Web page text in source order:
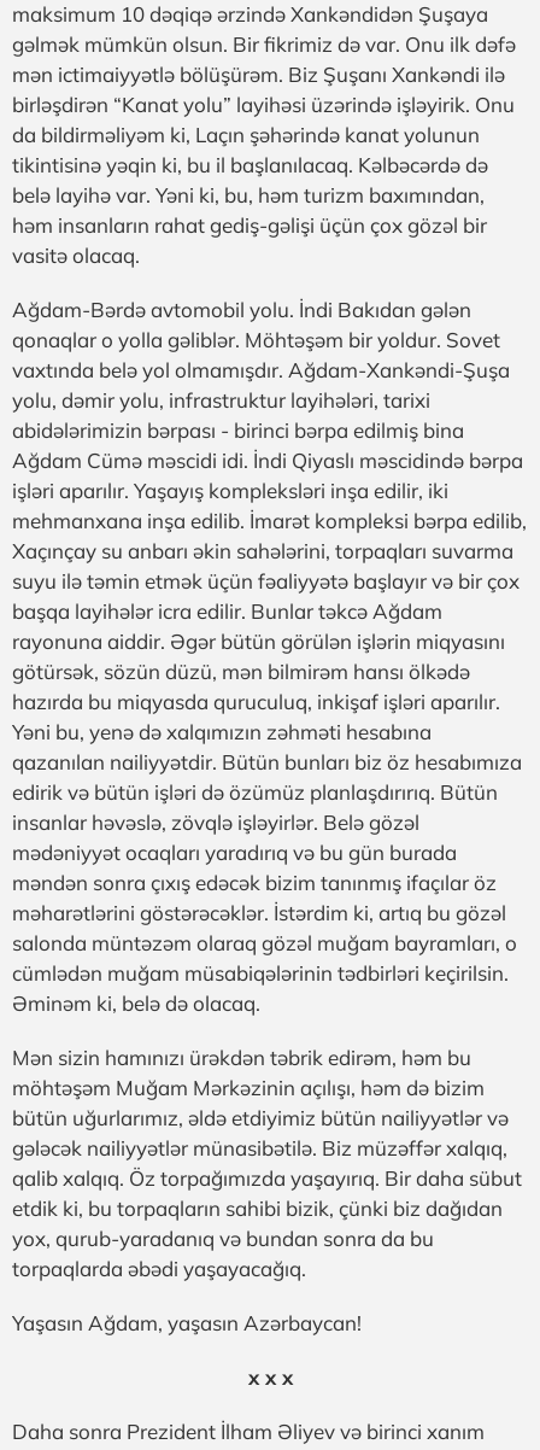
maksimum 10 dəqiqə ərzində Xankəndidən Şuşaya
gəlmək mümkün olsun. Bir fikrimiz də var. Onu ilk dəfə
mən ictimaiyyətlə bölüşürəm. Biz Şuşanı Xankəndi ilə
birləşdirən “Kanat yolu” layihəsi üzərində işləyirik. Onu
da bildirməliyəm ki, Laçın şəhərində kanat yolunun
tikintisinə yəqin ki, bu il başlanılacaq. Kəlbəcərdə də
belə layihə var. Yəni ki, bu, həm turizm baxımından,
həm insanların rahat gediş-gəlişi üçün çox gözəl bir
vasitə olacaq.
Ağdam-Bərdə avtomobil yolu. İndi Bakıdan gələn
qonaqlar o yolla gəliblər. Möhtəşəm bir yoldur. Sovet
vaxtında belə yol olmamışdır. Ağdam-Xankəndi-Şuşa
yolu, dəmir yolu, infrastruktur layihələri, tarixi
abidələrimizin bərpası - birinci bərpa edilmiş bina
Ağdam Cümə məscidi idi. İndi Qiyaslı məscidində bərpa
işləri aparılır. Yaşayış kompleksləri inşa edilir, iki
mehmanxana inşa edilib. İmarət kompleksi bərpa edilib,
Xaçınçay su anbarı əkin sahələrini, torpaqları suvarma
suyu ilə təmin etmək üçün fəaliyyətə başlayır və bir çox
başqa layihələr icra edilir. Bunlar təkcə Ağdam
rayonuna aiddir. Əgər bütün görülən işlərin miqyasını
götürsək, sözün düzü, mən bilmirəm hansı ölkədə
hazırda bu miqyasda quruculuq, inkişaf işləri aparılır.
Yəni bu, yenə də xalqımızın zəhməti hesabına
qazanılan nailiyyətdir. Bütün bunları biz öz hesabımıza
edirik və bütün işləri də özümüz planlaşdırırıq. Bütün
insanlar həvəslə, zövqlə işləyirlər. Belə gözəl
mədəniyyət ocaqları yaradırıq və bu gün burada
məndən sonra çıxış edəcək bizim tanınmış ifaçılar öz
məharətlərini göstərəcəklər. İstərdim ki, artıq bu gözəl
salonda müntəzəm olaraq gözəl muğam bayramları, o
cümlədən muğam müsabiqələrinin tədbirləri keçirilsin.
Əminəm ki, belə də olacaq.
Mən sizin hamınızı ürəkdən təbrik edirəm, həm bu
möhtəşəm Muğam Mərkəzinin açılışı, həm də bizim
bütün uğurlarımız, əldə etdiyimiz bütün nailiyyətlər və
gələcək nailiyyətlər münasibətilə. Biz müzəffər xalqıq,
qalib xalqıq. Öz torpağımızda yaşayırıq. Bir daha sübut
etdik ki, bu torpaqların sahibi bizik, çünki biz dağıdan
yox, qurub-yaradanıq və bundan sonra da bu
torpaqlarda əbədi yaşayacağıq.
Yaşasın Ağdam, yaşasın Azərbaycan!
x x x
Daha sonra Prezident İlham Əliyev və birinci xanım